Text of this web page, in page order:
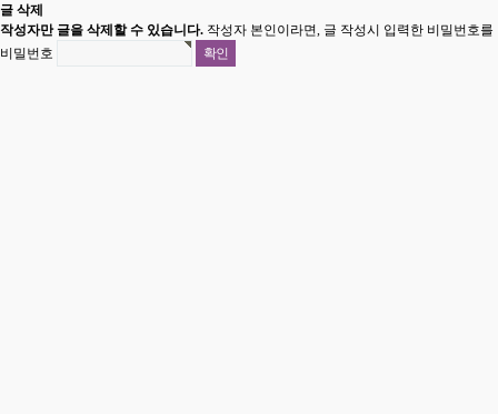
글 삭제
작성자만 글을 삭제할 수 있습니다. 작성자 본인이라면, 글 작성시 입력한 비밀번호
비밀번호